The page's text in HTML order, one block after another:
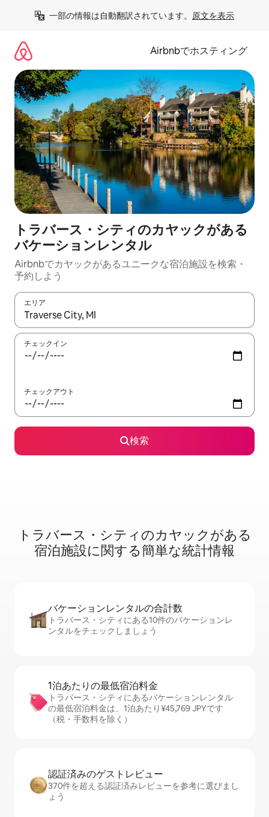
一部の情報は自動翻訳されています。 原文を表示
Airbnbでホスティング
トラバース・シティのカヤックがある
バケーションレンタル
Airbnbでカヤックがあるユニークな宿泊施設を検索・
予約しよう
エリア
検索結果が表示されたら、上下の矢印キーを使って移動するか
チェックイン
チェックアウト
検索
トラバース・シティのカ⁠ヤ⁠ッ⁠ク⁠が⁠あ⁠る
宿⁠泊⁠施⁠設⁠に関⁠す⁠る簡⁠単⁠な統⁠計⁠情⁠報
バケーションレ⁠ン⁠タ⁠ル⁠の合⁠計⁠数
トラバース・シティにある10件のバケーションレ
ンタルをチェックしましょう
1泊あたりの最⁠低⁠宿⁠泊⁠料⁠金
トラバース・シティにあるバケーションレンタル
の最低宿泊料金は、1泊あたり¥45,769 JPYです
（税・手数料を除く）
認証済みのゲ⁠ス⁠ト⁠レ⁠ビ⁠ュ⁠ー
370件を超える認証済みレビューを参考に選びまし
ょう